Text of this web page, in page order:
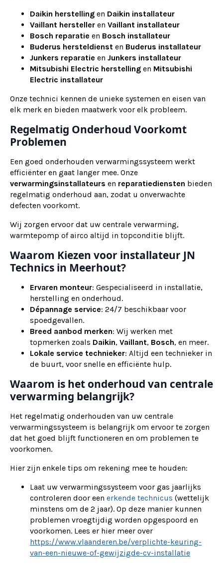
Daikin herstelling en Daikin installateur
Vaillant hersteller en Vaillant installateur
Bosch reparatie en Bosch installateur
Buderus hersteldienst en Buderus installateur
Junkers reparatie en Junkers installateur
Mitsubishi Electric herstelling en Mitsubishi
Electric installateur
Onze technici kennen de unieke systemen en eisen van
elk merk en bieden maatwerk voor elk probleem.
Regelmatig Onderhoud Voorkomt
Problemen
Een goed onderhouden verwarmingssysteem werkt
efficiënter en gaat langer mee. Onze
verwarmingsinstallateurs en reparatiediensten bieden
regelmatig onderhoud aan, zodat u onverwachte
defecten voorkomt.
Wij zorgen ervoor dat uw centrale verwarming,
warmtepomp of airco altijd in topconditie blijft.
Waarom Kiezen voor installateur JN
Technics in Meerhout?
Ervaren monteur: Gespecialiseerd in installatie,
herstelling en onderhoud.
Dépannage service: 24/7 beschikbaar voor
spoedgevallen.
Breed aanbod merken: Wij werken met
topmerken zoals Daikin, Vaillant, Bosch, en meer.
Lokale service technieker: Altijd een technieker in
de buurt, voor snelle en efficiënte hulp.
Waarom is het onderhoud van centrale
verwarming belangrijk?
Het regelmatig onderhouden van uw centrale
verwarmingssysteem is belangrijk om ervoor te zorgen
dat het goed blijft functioneren en om problemen te
voorkomen.
Hier zijn enkele tips om rekening mee te houden:
Laat uw verwarmingssysteem voor gas jaarlijks
controleren door een erkende technicus (wettelijk
minstens om de 2 jaar). Op deze manier kunnen
problemen vroegtijdig worden opgespoord en
voorkomen. Lees er hier meer over
https://www.vlaanderen.be/verplichte-keuring-
van-een-nieuwe-of-gewijzigde-cv-installatie